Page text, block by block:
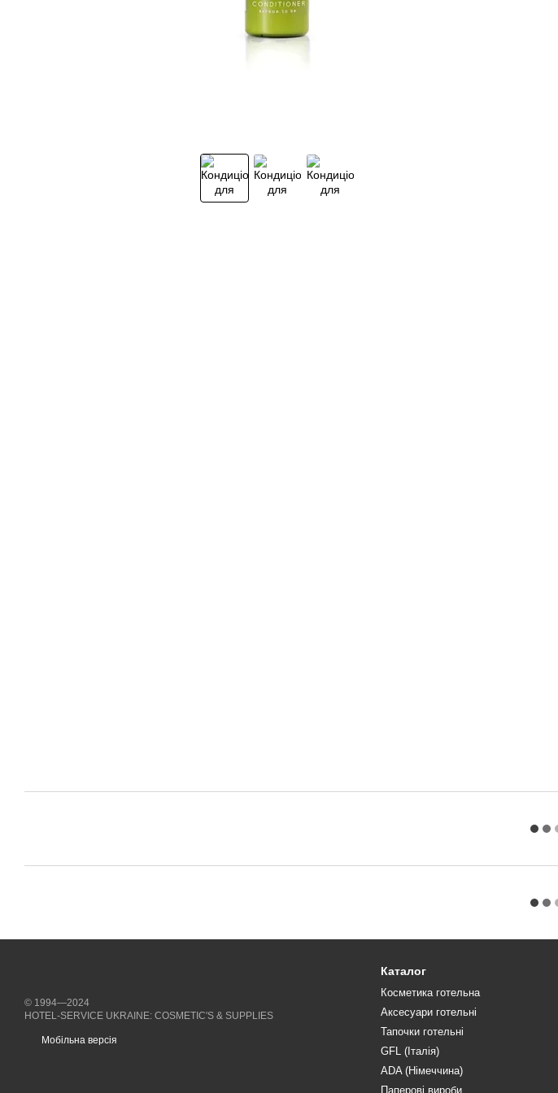
© 1994—2024
HOTEL-SERVICE UKRAINE: COSMETIC'S & SUPPLIES
Мобільна версія
Каталог
Косметика готельна
Аксесуари готельні
Тапочки готельні
GFL (Італія)
ADA (Німеччина)
Паперові вироби